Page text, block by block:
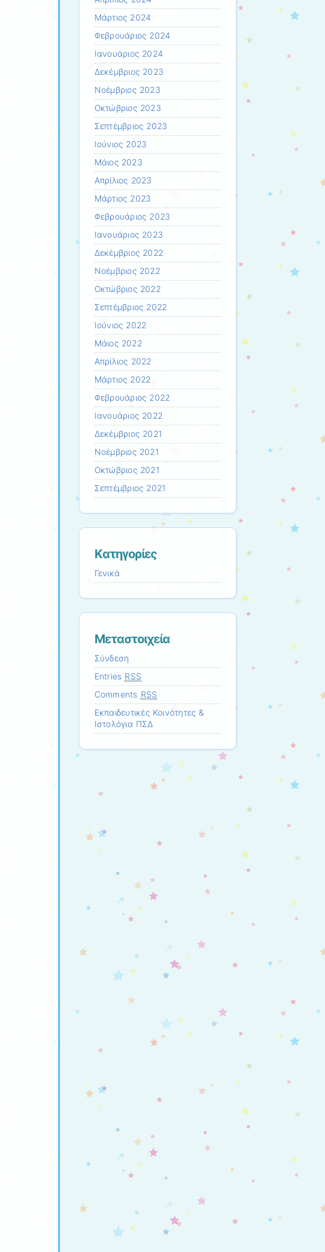
Μάρτιος 2024
Φεβρουάριος 2024
Ιανουάριος 2024
Δεκέμβριος 2023
Νοέμβριος 2023
Οκτώβριος 2023
Σεπτέμβριος 2023
Ιούνιος 2023
Μάιος 2023
Απρίλιος 2023
Μάρτιος 2023
Φεβρουάριος 2023
Ιανουάριος 2023
Δεκέμβριος 2022
Νοέμβριος 2022
Οκτώβριος 2022
Σεπτέμβριος 2022
Ιούνιος 2022
Μάιος 2022
Απρίλιος 2022
Μάρτιος 2022
Φεβρουάριος 2022
Ιανουάριος 2022
Δεκέμβριος 2021
Νοέμβριος 2021
Οκτώβριος 2021
Σεπτέμβριος 2021
Kατηγορίες
Γενικά
Μεταστοιχεία
Σύνδεση
Entries RSS
Comments RSS
Εκπαιδευτικές Κοινότητες &
Ιστολόγια ΠΣΔ